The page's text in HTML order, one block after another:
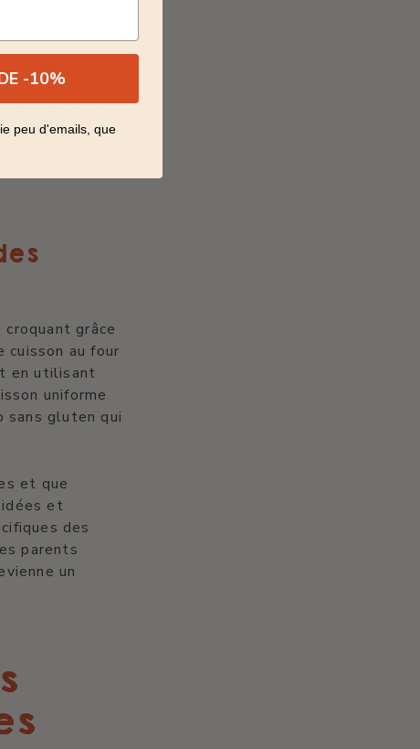
à la
elle
avec un peu
grâce
au four
en utilisant
uniforme
sans gluten qui
et que
et
des
parents
un
-10%
peu d'emails, que